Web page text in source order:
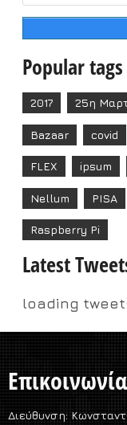
Popular tags
2017 25η
Bazaar covid
FLEX ipsum
Nellum PISA
Raspberry Pi
Latest
loading
Επικοινωνία
Διεύθυνση: